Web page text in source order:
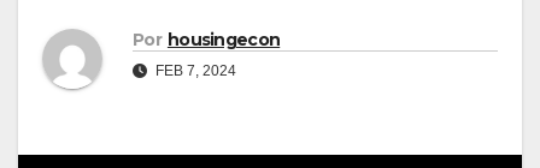
Por housingecon
FEB 7, 2024